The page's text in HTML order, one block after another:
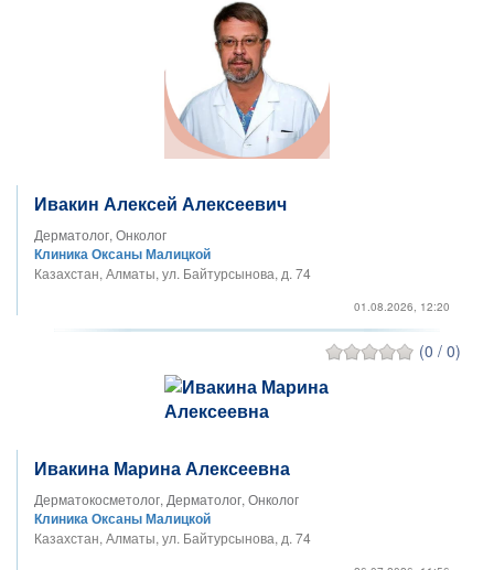
Ивакин Алексей Алексеевич
Дерматолог, Онколог
Клиника Оксаны Малицкой
Казахстан, Алматы, ул. Байтурсынова, д. 74
01.08.2026, 12:20
(0 / 0)
Ивакина Марина Алексеевна
Дерматокосметолог, Дерматолог, Онколог
Клиника Оксаны Малицкой
Казахстан, Алматы, ул. Байтурсынова, д. 74